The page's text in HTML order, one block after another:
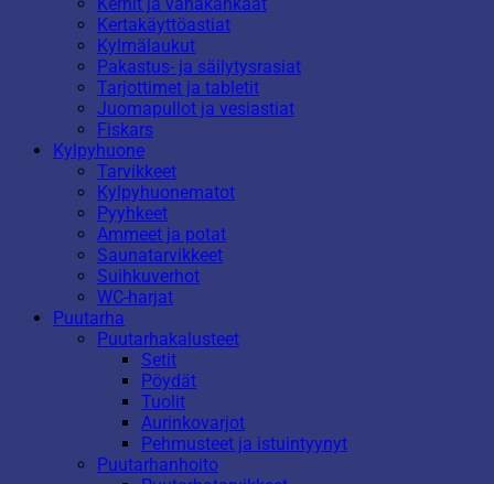
Kertakäyttöastiat
Kylmälaukut
Pakastus- ja säilytysrasiat
Tarjottimet ja tabletit
Juomapullot ja vesiastiat
Fiskars
Kylpyhuone
Tarvikkeet
Kylpyhuonematot
Pyyhkeet
Ammeet ja potat
Saunatarvikkeet
Suihkuverhot
WC-harjat
Puutarha
Puutarhakalusteet
Setit
Pöydät
Tuolit
Aurinkovarjot
Pehmusteet ja istuintyynyt
Puutarhanhoito